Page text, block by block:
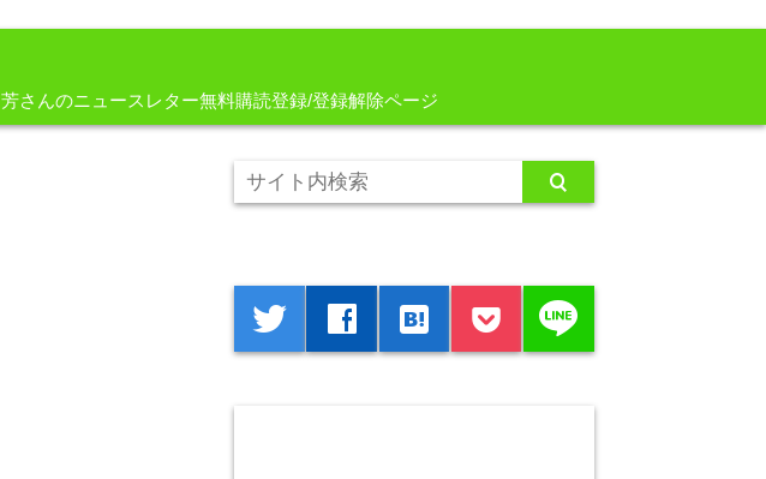
芳さんのニュースレター無料購読登録/登録解除ページ
twitter facebook hatenabookmark line